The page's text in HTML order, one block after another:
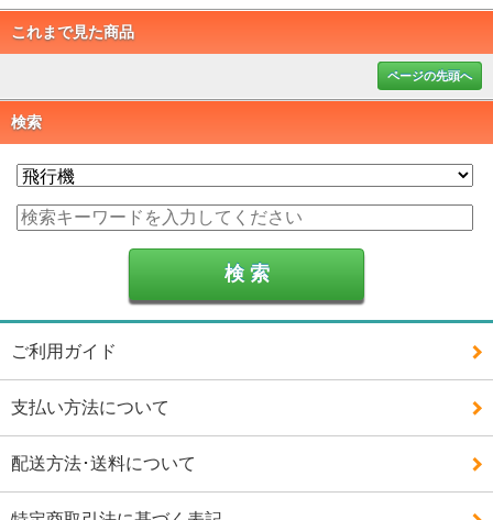
これまで見た商品
ページの先頭へ
検索
ご利用ガイド
支払い方法について
配送方法･送料について